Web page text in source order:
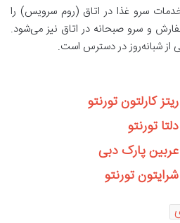
سرو غذا در اتاق (روم سرویس) را
و سرو صبحانه در اتاق نیز می‌شود.
شبانه‌روز در دسترس است.
کارلتون تورنتو
تورنتو
پارک دبی
تورنتو